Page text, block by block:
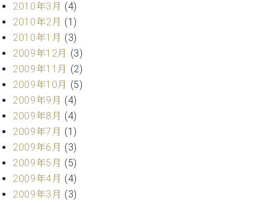
2010年3月 (4)
2010年2月 (1)
2010年1月 (3)
2009年12月 (3)
2009年11月 (2)
2009年10月 (5)
2009年9月 (4)
2009年8月 (4)
2009年7月 (1)
2009年6月 (3)
2009年5月 (5)
2009年4月 (4)
2009年3月 (3)